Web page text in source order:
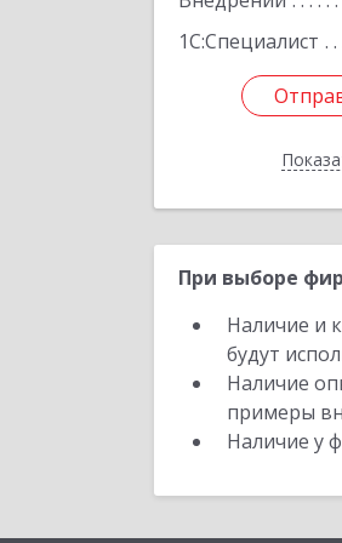
1С:Специалист
При выборе
Наличие и
будут
Наличие
примеры
Наличие у